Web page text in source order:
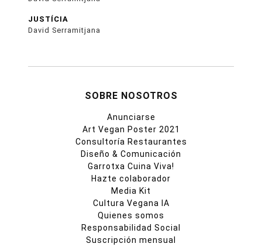
JUSTÍCIA
David Serramitjana
SOBRE NOSOTROS
Anunciarse
Art Vegan Poster 2021
Consultoría Restaurantes
Diseño & Comunicación
Garrotxa Cuina Viva!
Hazte colaborador
Media Kit
Cultura Vegana IA
Quienes somos
Responsabilidad Social
Suscripción mensual